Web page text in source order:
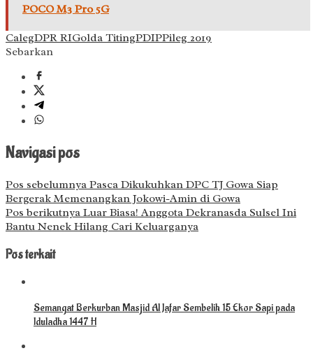
POCO M3 Pro 5G
CalegDPR RIGolda TitingPDIPPileg 2019
Sebarkan
Navigasi pos
Pos sebelumnya Pasca Dikukuhkan DPC TJ Gowa Siap
Bergerak Memenangkan Jokowi-Amin di Gowa
Pos berikutnya Luar Biasa! Anggota Dekranasda Sulsel Ini
Bantu Nenek Hilang Cari Keluarganya
Pos terkait
Semangat Berkurban Masjid Al Jafar Sembelih 15 Ekor Sapi pada
Iduladha 1447 H